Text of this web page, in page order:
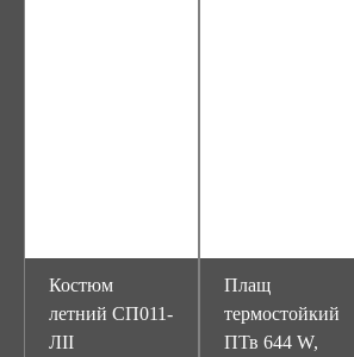
Костюм
летний СП011-
ЛII
Плащ
термостойкий
ПТв 644 W,